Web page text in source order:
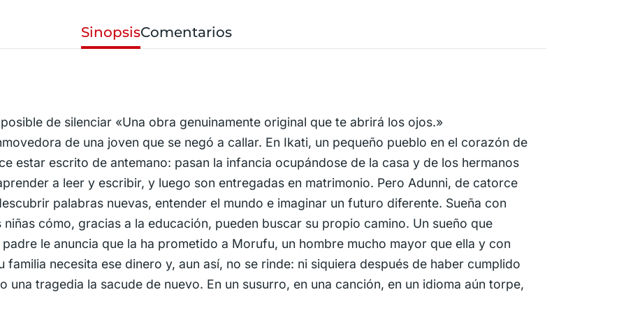
SinopsisComentarios
de silenciar «Una obra genuinamente original que te abrirá los ojos.»
de una joven que se negó a callar. En Ikati, un pequeño pueblo en el corazón de
estar escrito de antemano: pasan la infancia ocupándose de la casa y de los hermanos
a leer y escribir, y luego son entregadas en matrimonio. Pero Adunni, de catorce
palabras nuevas, entender el mundo e imaginar un futuro diferente. Sueña con
cómo, gracias a la educación, pueden buscar su propio camino. Un sueño que
le anuncia que la ha prometido a Morufu, un hombre mucho mayor que ella y con
necesita ese dinero y, aun así, no se rinde: ni siquiera después de haber cumplido
una tragedia la sacude de nuevo. En un susurro, en una canción, en un idioma aún torpe,